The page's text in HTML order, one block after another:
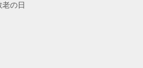
老の日